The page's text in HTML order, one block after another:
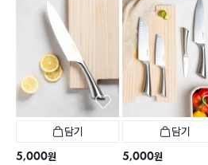
담기
5,000원
담기
5,000원